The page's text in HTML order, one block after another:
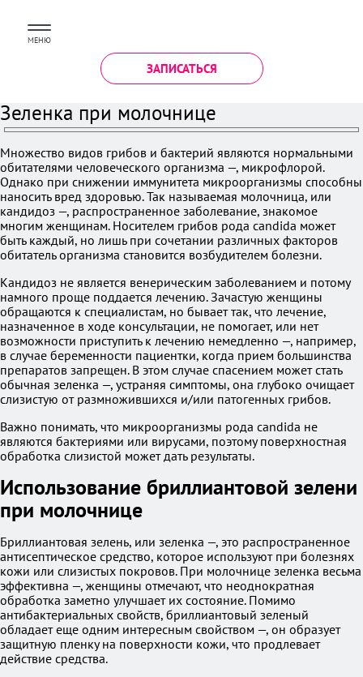
МЕНЮ
ЗАПИСАТЬСЯ
Зеленка при молочнице
Множество видов грибов и бактерий являются нормальными
обитателями человеческого организма —, микрофлорой.
Однако при снижении иммунитета микроорганизмы способны
наносить вред здоровью. Так называемая молочница, или
кандидоз —, распространенное заболевание, знакомое
многим женщинам. Носителем грибов рода candida может
быть каждый, но лишь при сочетании различных факторов
обитатель организма становится возбудителем болезни.
Кандидоз не является венерическим заболеванием и потому
намного проще поддается лечению. Зачастую женщины
обращаются к специалистам, но бывает так, что лечение,
назначенное в ходе консультации, не помогает, или нет
возможности приступить к лечению немедленно —, например,
в случае беременности пациентки, когда прием большинства
препаратов запрещен. В этом случае спасением может стать
обычная зеленка —, устраняя симптомы, она глубоко очищает
слизистую от размножившихся и/или патогенных грибов.
Важно понимать, что микроорганизмы рода candida не
являются бактериями или вирусами, поэтому поверхностная
обработка слизистой может дать результаты.
Использование бриллиантовой зелени
при молочнице
Бриллиантовая зелень, или зеленка —, это распространенное
антисептическое средство, которое используют при болезнях
кожи или слизистых покровов. При молочнице зеленка весьма
эффективна —, женщины отмечают, что неоднократная
обработка заметно улучшает их состояние. Помимо
антибактериальных свойств, бриллиантовый зеленый
обладает еще одним интересным свойством —, он образует
защитную пленку на поверхности кожи, что продлевает
действие средства.